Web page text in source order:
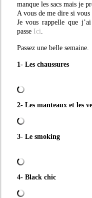
manque les sacs mais je
A vous de me dire si vous
Je vous rappelle que
passe Ici.
Passez une belle semaine.
1- Les chaussures
2- Les manteaux et les
3- Le smoking
4- Black chic